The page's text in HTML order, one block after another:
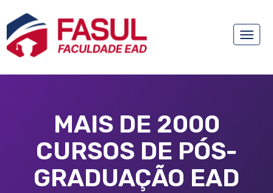
Toggle
MAIS DE 2000
CURSOS DE PÓS-
GRADUAÇÃO EAD